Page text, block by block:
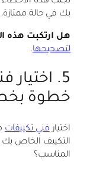
بك في حالة
هل ارتكبت هذه
لتصحيحها.
5. اختيار
خطوة
اختيارفني تكييفات
التكييف الخاص
المناسب؟